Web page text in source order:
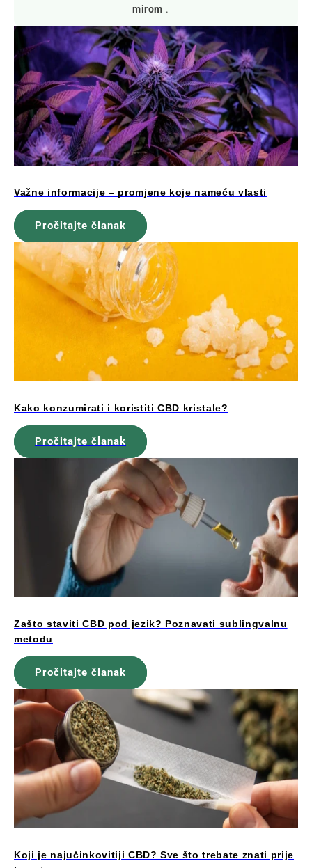
mirom .
Važne informacije – promjene koje nameću vlasti
Pročitajte članak
Kako konzumirati i koristiti CBD kristale?
Pročitajte članak
Zašto staviti CBD pod jezik? Poznavati sublingvalnu
metodu
Pročitajte članak
Koji je najučinkovitiji CBD? Sve što trebate znati prije